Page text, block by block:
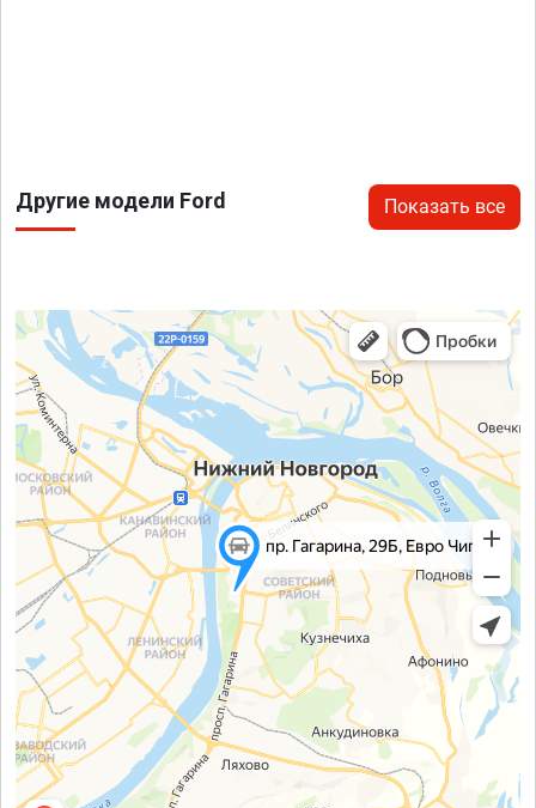
Другие модели Ford Показать все